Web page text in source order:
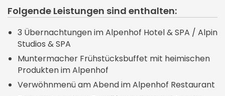
Harmonische Harfenabende
Käsefondue Abend
Winter
Weihnachten
Wellness
Golf
Teamevents
Wintersport
Familienurlaub
Golf im Allgäu
Folgende Leistungen sind enthalten:
3 Übernachtungen im Alpenhof Hotel & SPA / Alpin
Studios & SPA
Muntermacher Frühstücksbuffet mit heimischen
Produkten im Alpenhof
Verwöhnmenü am Abend im Alpenhof Restaurant